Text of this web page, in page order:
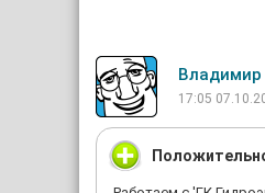
Владимир
17:05